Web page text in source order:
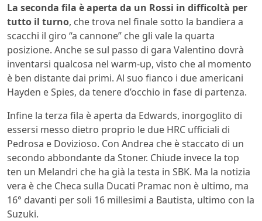
La seconda fila è aperta da un Rossi in difficoltà per
tutto il turno, che trova nel finale sotto la bandiera a
scacchi il giro “a cannone” che gli vale la quarta
posizione. Anche se sul passo di gara Valentino dovrà
inventarsi qualcosa nel warm-up, visto che al momento
è ben distante dai primi. Al suo fianco i due americani
Hayden e Spies, da tenere d’occhio in fase di partenza.
Infine la terza fila è aperta da Edwards, inorgoglito di
essersi messo dietro proprio le due HRC ufficiali di
Pedrosa e Dovizioso. Con Andrea che è staccato di un
secondo abbondante da Stoner. Chiude invece la top
ten un Melandri che ha già la testa in SBK. Ma la notizia
vera è che Checa sulla Ducati Pramac non è ultimo, ma
16° davanti per soli 16 millesimi a Bautista, ultimo con la
Suzuki.